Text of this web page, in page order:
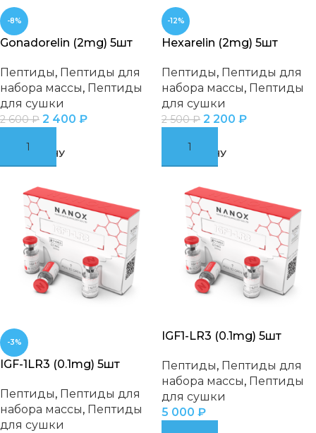
-8%
Gonadorelin (2mg) 5шт
Пептиды, Пептиды для
набора массы, Пептиды
для сушки
2 600₽ 2 400 ₽
В КОРЗИНУ
-12%
Hexarelin (2mg) 5шт
Пептиды, Пептиды для
набора массы, Пептиды
для сушки
2 500₽ 2 200 ₽
В КОРЗИНУ
-3%
IGF-1LR3 (0.1mg) 5шт
Пептиды, Пептиды для
набора массы, Пептиды
для сушки
IGF1-LR3 (0.1mg) 5шт
Пептиды, Пептиды для
набора массы, Пептиды
для сушки
5 000 ₽